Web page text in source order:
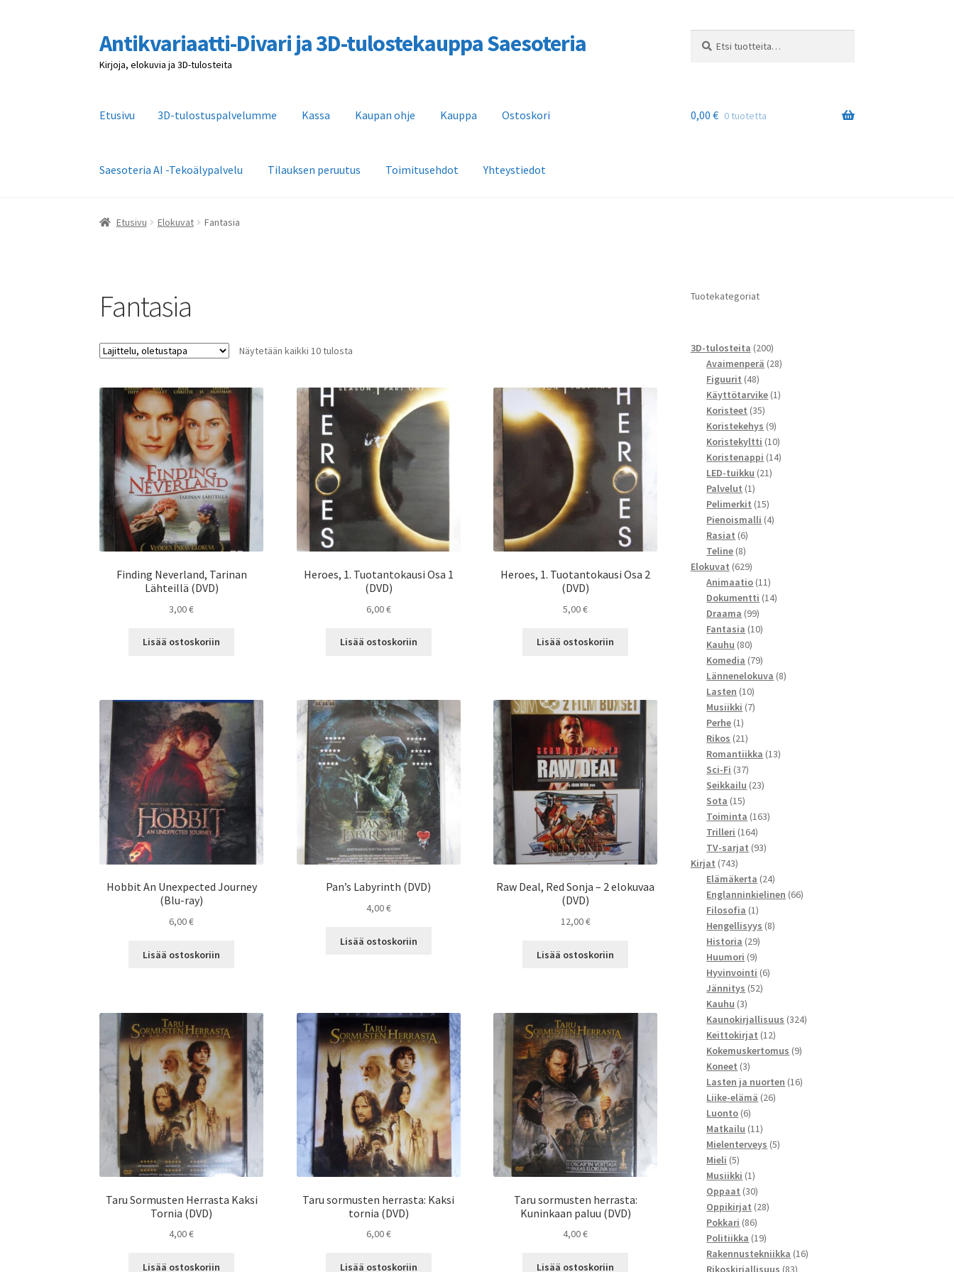
Siirry
navigointiin
Siirry
sisältöön
Antikvariaatti-Divari ja 3D-tulostekauppa Saesoteria
Kirjoja, elokuvia ja 3D-tulosteita
Etusivu 3D-tulostuspalvelumme Kassa Kaupan ohje Kauppa Ostoskori
Saesoteria AI -Tekoälypalvelu Tilauksen peruutus Toimitusehdot Yhteystiedot
Etusivu 3D-tulostuspalvelumme
0,00 € 0 tuotetta
Etusivu Elokuvat Fantasia
Fantasia
Näytetään kaikki 10 tulosta
Finding Neverland, Tarinan
Lähteillä (DVD)
3,00€
Lisää ostoskoriin
Heroes, 1. Tuotantokausi Osa 1
(DVD)
6,00€
Lisää ostoskoriin
Heroes, 1. Tuotantokausi Osa 2
(DVD)
5,00€
Lisää ostoskoriin
Hobbit An Unexpected Journey
(Blu-ray)
6,00€
Lisää ostoskoriin
Pan’s Labyrinth (DVD)
4,00€
Lisää ostoskoriin
Raw Deal, Red Sonja – 2 elokuvaa
(DVD)
12,00€
Lisää ostoskoriin
Taru Sormusten Herrasta Kaksi
Tornia (DVD)
4,00€
Lisää ostoskoriin
Taru sormusten herrasta: Kaksi
tornia (DVD)
6,00€
Lisää ostoskoriin
Taru sormusten herrasta:
Kuninkaan paluu (DVD)
4,00€
Lisää ostoskoriin
Tuotekategoriat
3D-tulosteita 200200
tuotetta
Avaimenperä 2828
Figuurit 4848
tuotetta
Käyttötarvike 11
Koristeet 3535
tuotetta
Koristekehys 99
tuotetta
Koristekyltti 1010
tuotetta
Koristenappi 1414
LED-tuikku 2121
Palvelut 11
tuote
Pelimerkit 1515
tuotetta
Pienoismalli 44
Rasiat 66
tuotetta
Teline 88
tuotetta
Elokuvat 629629
tuotetta
Animaatio 1111
tuotetta
Dokumentti 1414
Draama 9999
tuotetta
Fantasia 1010
Kauhu 8080
tuotetta
Komedia 7979
tuotetta
Lännenelokuva 88
Lasten 1010
tuotetta
Musiikki 77
Perhe 11
tuote
Rikos 2121
tuotetta
Romantiikka 1313
Sci-Fi 3737
tuotetta
Seikkailu 2323
Sota 1515
tuotetta
Toiminta 163163
Trilleri 164164
tuotetta
TV-sarjat 9393
Kirjat 743743
tuotetta
Elämäkerta 2424
tuotetta
Englanninkielinen 6666
Filosofia 11
tuote
Hengellisyys 88
Historia 2929
Huumori 99
tuotetta
Hyvinvointi 66
Jännitys 5252
Kauhu 33
tuotetta
Kaunokirjallisuus 324324
Keittokirjat 1212
tuotetta
Kokemuskertomus 99
Koneet 33
tuotetta
Lasten ja nuorten 1616
Liike-elämä 2626
Luonto 66
tuotetta
Matkailu 1111
tuotetta
Mielenterveys 55
Mieli 55
tuotetta
Musiikki 11
tuote
Oppaat 3030
tuotetta
Oppikirjat 2828
Pokkari 8686
tuotetta
Politiikka 1919
tuotetta
Rakennustekniikka 1616
83